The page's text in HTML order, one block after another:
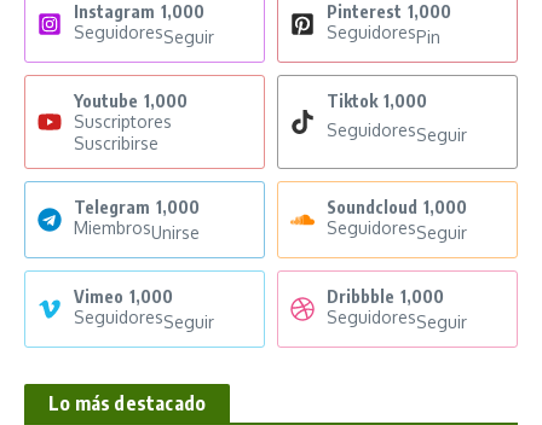
Instagram 1,000
SeguidoresSeguir
Pinterest 1,000
SeguidoresPin
Youtube 1,000
Suscriptores
Suscribirse
Tiktok 1,000
SeguidoresSeguir
Telegram 1,000
MiembrosUnirse
Soundcloud 1,000
SeguidoresSeguir
Vimeo 1,000
SeguidoresSeguir
Dribbble 1,000
SeguidoresSeguir
Lo más destacado